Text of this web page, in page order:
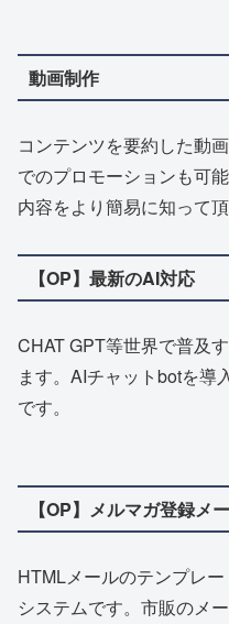
動画制作
コンテンツを要約した動
でのプロモーションも可
内容をより簡易に知って
【OP】最新のAI対応
CHAT GPT等世界で普及
ます。AIチャットbotを導
です。
【OP】メルマガ登録メ
HTMLメールのテンプレ
システムです。市販のメ